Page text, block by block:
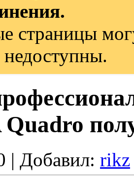
страницы
| Добавил: rikz